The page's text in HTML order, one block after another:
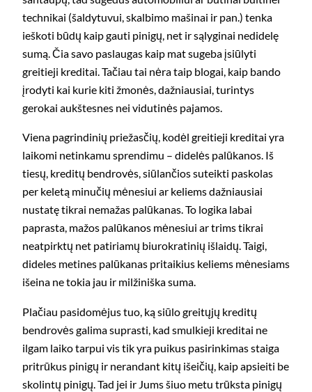
technikai (šaldytuvui, skalbimo mašinai ir pan.) tenka
ieškoti būdų kaip gauti pinigų, net ir sąlyginai nedidelę
sumą. Čia savo paslaugas kaip mat sugeba įsiūlyti
greitieji kreditai. Tačiau tai nėra taip blogai, kaip bando
įrodyti kai kurie kiti žmonės, dažniausiai, turintys
gerokai aukštesnes nei vidutinės pajamos.
Viena pagrindinių priežasčių, kodėl greitieji kreditai yra
laikomi netinkamu sprendimu – didelės palūkanos. Iš
tiesų, kreditų bendrovės, siūlančios suteikti paskolas
per keletą minučių mėnesiui ar keliems dažniausiai
nustatę tikrai nemažas palūkanas. To logika labai
paprasta, mažos palūkanos mėnesiui ar trims tikrai
neatpirktų net patiriamų biurokratinių išlaidų. Taigi,
dideles metines palūkanas pritaikius keliems mėnesiams
išeina ne tokia jau ir milžiniška suma.
Plačiau pasidomėjus tuo, ką siūlo greitųjų kreditų
bendrovės galima suprasti, kad smulkieji kreditai ne
ilgam laiko tarpui vis tik yra puikus pasirinkimas staiga
pritrūkus pinigų ir nerandant kitų išeičių, kaip apsieiti be
skolintų pinigų. Tad jei ir Jums šiuo metu trūksta pinigų